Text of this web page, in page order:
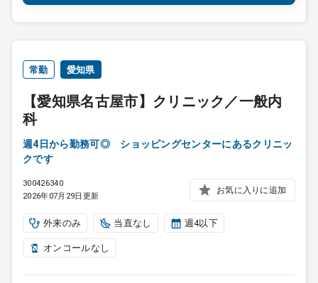
常勤 愛知県
【愛知県名古屋市】クリニック／一般内
科
週4日から勤務可◎ ショッピングセンターにあるクリニッ
クです
300426340
2026年07月29日更新
お気に入りに追加
外来のみ 当直なし 週4以下
オンコールなし